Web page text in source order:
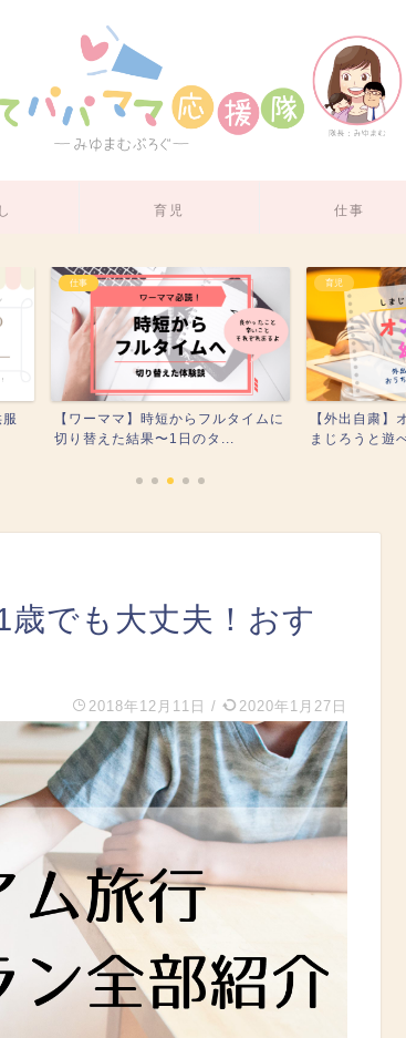
育児 仕事
仕事
【ワーママ】時短からフルタイムに
切り替えた結果〜1日のタ...
育児
【外出自粛】
まじろうと遊
歳でも大丈夫！おす
2018年12月11日 / 2020年1月27日